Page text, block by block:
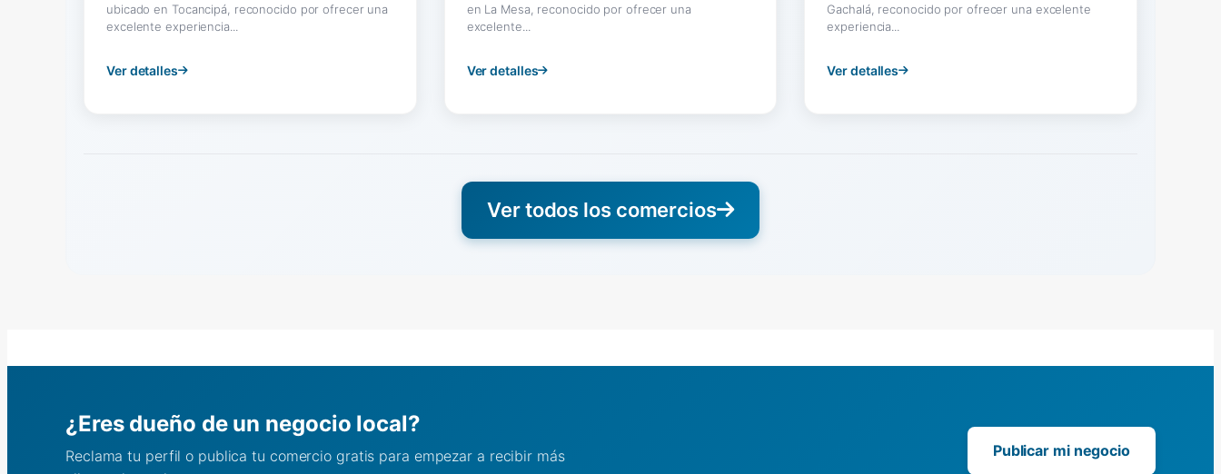
ubicado en Tocancipá, reconocido por ofrecer una
excelente experiencia...
Ver detalles
en La Mesa, reconocido por ofrecer una
excelente...
Ver detalles
Gachalá, reconocido por ofrecer una excelente
experiencia...
Ver detalles
Ver todos los comercios
¿Eres dueño de un negocio local?
Reclama tu perfil o publica tu comercio gratis para empezar a recibir más
Publicar mi negocio